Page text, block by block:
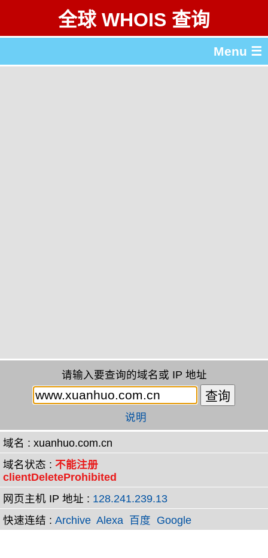
全球 WHOIS 查询
Menu ☰
请输入要查询的域名或 IP 地址
说明
域名 : xuanhuo.com.cn
域名状态 : 不能注册
clientDeleteProhibited
网页主机 IP 地址 : 128.241.239.13
快速连结 : Archive Alexa 百度 Google